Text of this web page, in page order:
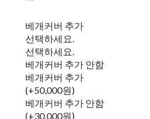
베개커버 추가
선택하세요.
선택하세요.
베개커버 추가 안함
베개커버 추가
(+50,000원)
베개커버 추가 안함
(+30,000원)